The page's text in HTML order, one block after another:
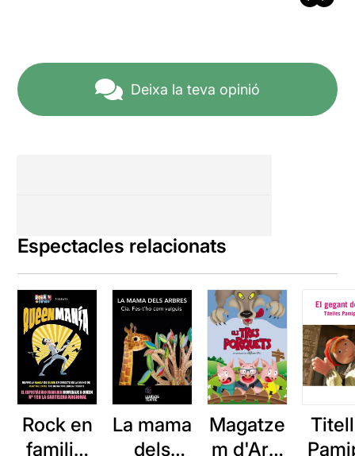
Deixa la teva opinió
Espectacles relacionats
Rock en
familia:
La mama
dels
Magatze
m d'Ars: